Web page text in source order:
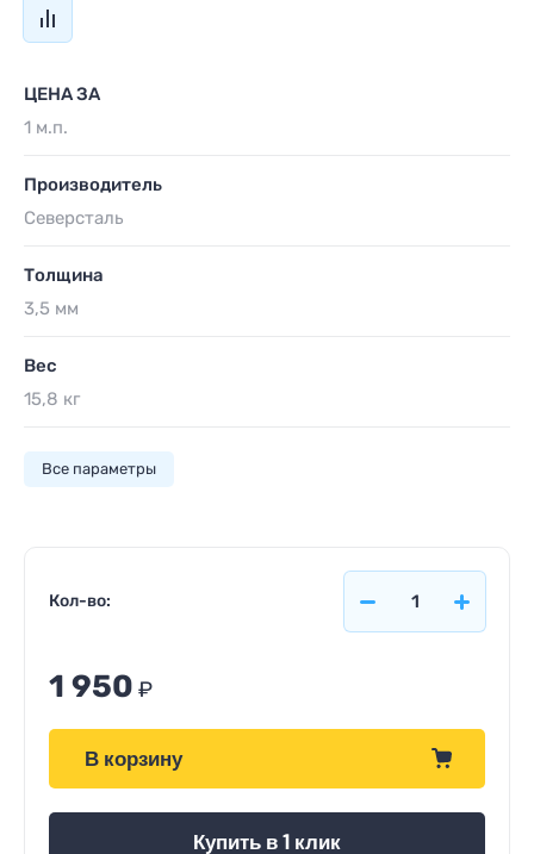
ЦЕНА ЗА
1 м.п.
Производитель
Северсталь
Толщина
3,5 мм
Вес
15,8 кг
Все параметры
Кол-во:
1 950 ₽
В корзину
Купить в 1 клик